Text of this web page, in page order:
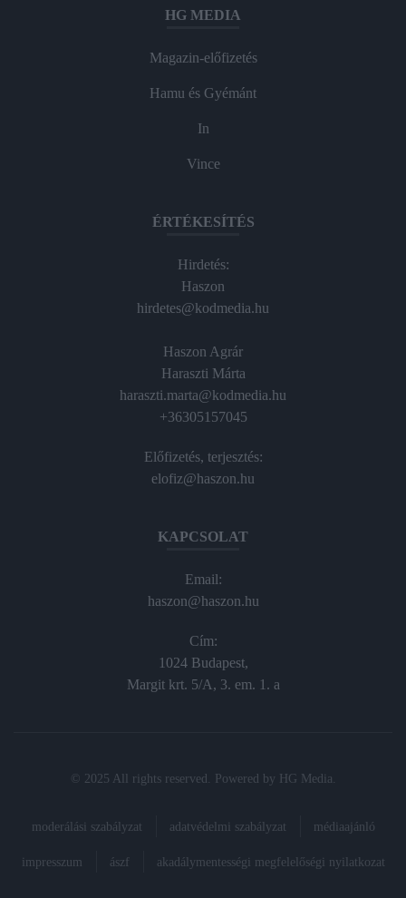
HG MEDIA
Magazin-előfizetés
Hamu és Gyémánt
In
Vince
ÉRTÉKESÍTÉS
Hirdetés:
Haszon
hirdetes@kodmedia.hu
Haszon Agrár
Haraszti Márta
haraszti.marta@kodmedia.hu
+36305157045
Előfizetés, terjesztés:
elofiz@haszon.hu
KAPCSOLAT
Email:
haszon@haszon.hu
Cím:
1024 Budapest,
Margit krt. 5/A, 3. em. 1. a
© 2025 All rights reserved. Powered by HG Media
moderálási szabályzat adatvédelmi szabályzat médiaajánló
impresszum ászf akadálymentességi megfelelőségi nyilatkozat